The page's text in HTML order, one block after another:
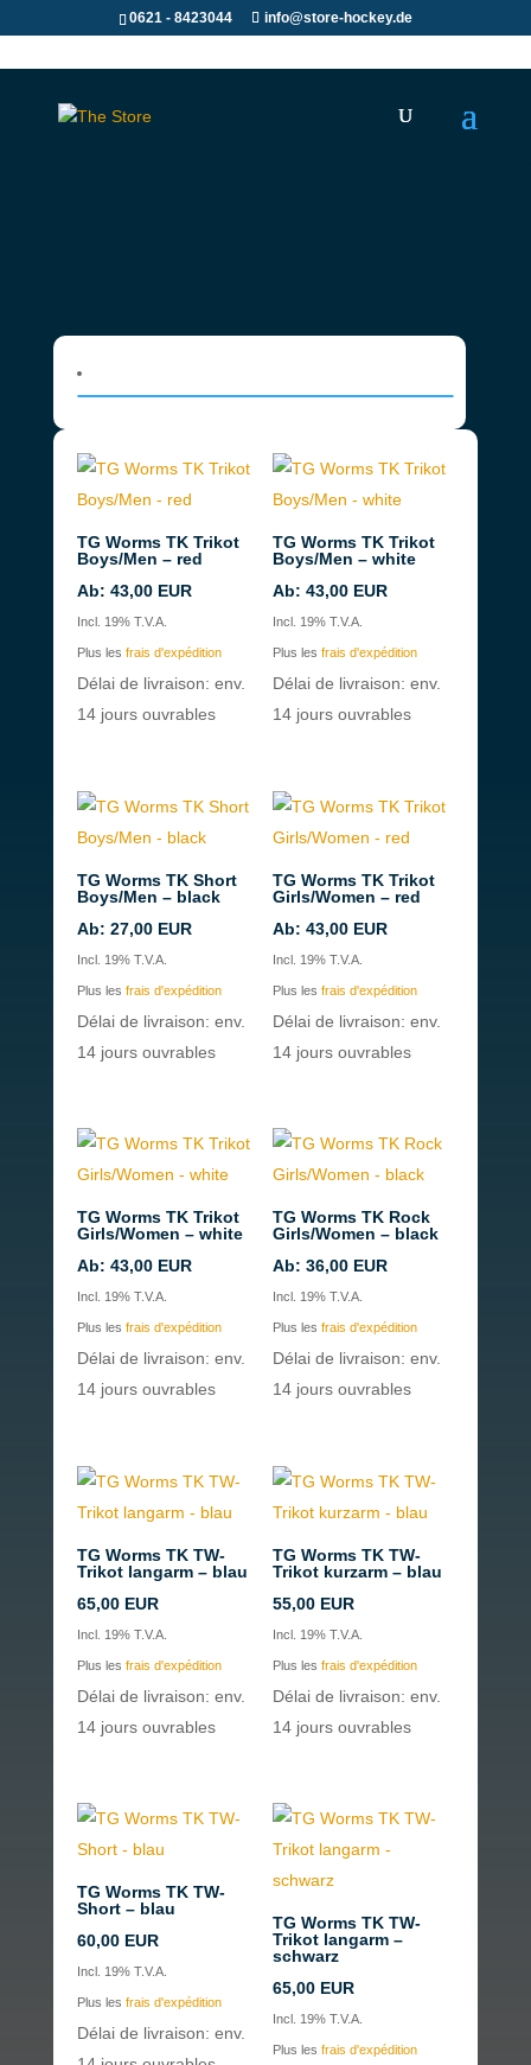
0621 - 8423044 info@store-hockey.de
TG Worms TK Trikot
Boys/Men – red
Ab: 43,00EUR
Incl. 19% T.V.A.
Plus les frais d'expédition
Délai de livraison: env.
14 jours ouvrables
TG Worms TK Trikot
Boys/Men – white
Ab:43,00 EUR
Incl. 19% T.V.A.
Plus lesfrais d'expédition
Délai de livraison: env.
14 jours ouvrables
TG Worms TK Short
Boys/Men – black
Ab: 27,00EUR
Incl. 19% T.V.A.
Plus les frais d'expédition
Délai de livraison: env.
14 jours ouvrables
TG Worms TK Trikot
Girls/Women – red
Ab:43,00 EUR
Incl. 19% T.V.A.
Plus lesfrais d'expédition
Délai de livraison: env.
14 jours ouvrables
TG Worms TK Trikot
Girls/Women – white
Ab: 43,00EUR
Incl. 19% T.V.A.
Plus les frais d'expédition
Délai de livraison: env.
14 jours ouvrables
TG Worms TK Rock
Girls/Women – black
Ab:36,00 EUR
Incl. 19% T.V.A.
Plus lesfrais d'expédition
Délai de livraison: env.
14 jours ouvrables
TG Worms TK TW-
Trikot langarm – blau
65,00EUR
Incl. 19% T.V.A.
Plus les frais d'expédition
Délai de livraison: env.
14 jours ouvrables
TG Worms TK TW-
Trikot kurzarm – blau
55,00 EUR
Incl. 19% T.V.A.
Plus lesfrais d'expédition
Délai de livraison: env.
14 jours ouvrables
TG Worms TK TW-
Short – blau
60,00EUR
Incl. 19% T.V.A.
Plus les frais d'expédition
Délai de livraison: env.
TG Worms TK TW-
Trikot langarm –
schwarz
65,00 EUR
Incl. 19% T.V.A.
Plus lesfrais d'expédition